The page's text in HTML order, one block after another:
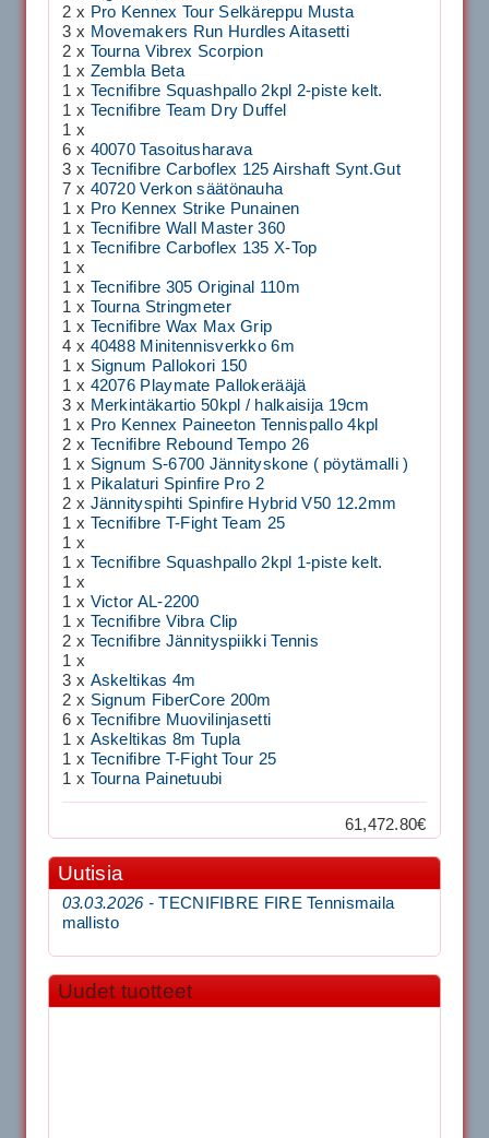
2 x Pro Kennex Tour Selkäreppu Musta
3 x Movemakers Run Hurdles Aitasetti
2 x Tourna Vibrex Scorpion
1 x Zembla Beta
1 x Tecnifibre Squashpallo 2kpl 2-piste kelt.
1 x Tecnifibre Team Dry Duffel
1 x
6 x 40070 Tasoitusharava
3 x Tecnifibre Carboflex 125 Airshaft Synt.Gut
7 x 40720 Verkon säätönauha
1 x Pro Kennex Strike Punainen
1 x Tecnifibre Wall Master 360
1 x Tecnifibre Carboflex 135 X-Top
1 x
1 x Tecnifibre 305 Original 110m
1 x Tourna Stringmeter
1 x Tecnifibre Wax Max Grip
4 x 40488 Minitennisverkko 6m
1 x Signum Pallokori 150
1 x 42076 Playmate Pallokerääjä
3 x Merkintäkartio 50kpl / halkaisija 19cm
1 x Pro Kennex Paineeton Tennispallo 4kpl
2 x Tecnifibre Rebound Tempo 26
1 x Signum S-6700 Jännityskone ( pöytämalli )
1 x Pikalaturi Spinfire Pro 2
2 x Jännityspihti Spinfire Hybrid V50 12.2mm
1 x Tecnifibre T-Fight Team 25
1 x
1 x Tecnifibre Squashpallo 2kpl 1-piste kelt.
1 x
1 x Victor AL-2200
1 x Tecnifibre Vibra Clip
2 x Tecnifibre Jännityspiikki Tennis
1 x
3 x Askeltikas 4m
2 x Signum FiberCore 200m
6 x Tecnifibre Muovilinjasetti
1 x Askeltikas 8m Tupla
1 x Tecnifibre T-Fight Tour 25
1 x Tourna Painetuubi
61,472.80€
Uutisia
03.03.2026 -TECNIFIBRE FIRE Tennismaila
mallisto
Uudet tuotteet